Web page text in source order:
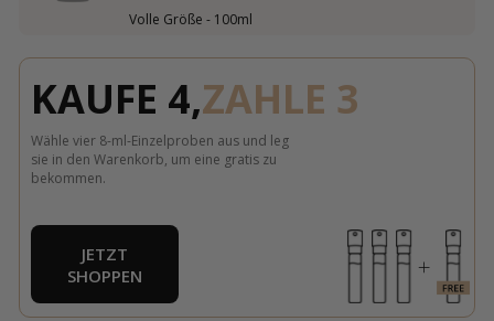
Volle Größe - 100ml
KAUFE 4,ZAHLE 3
Wähle vier 8-ml-Einzelproben aus und leg
sie in den Warenkorb, um eine gratis zu
bekommen.
JETZT
SHOPPEN